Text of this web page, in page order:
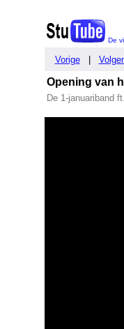
De
Vorige
Opening van
De 1-januariband